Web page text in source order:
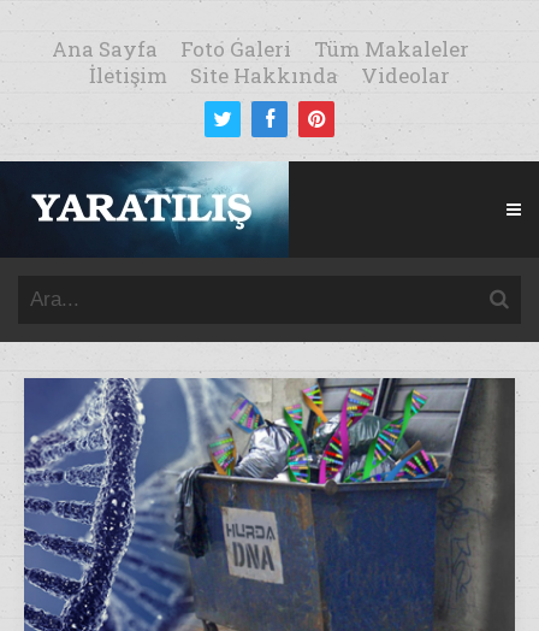
Ana Sayfa Foto Galeri
Tüm Makaleler
İletişim
Site Hakkında Videolar